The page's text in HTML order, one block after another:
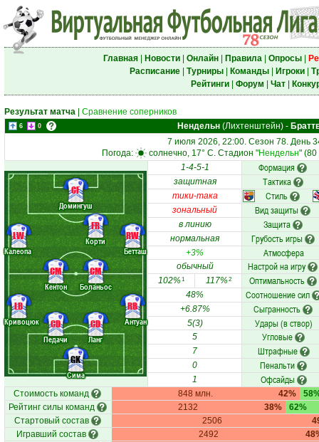
Главная| Новости| Онлайн| Правила| Опросы|
Расписание| Турниры| Команды| Игроки|
Рейтинги| Форум Чат|
Результат матча Сравнение соперников
6 0 Нендельн (Лихтенштейн) -
7 июля 2026, 22:00. Сезон 78. День
Погода:
солнечно, 17° C. Стадион "Нендельн" (80
Сима
Кривоцюк
Педачи
Ланг
Антуан
Калеопа
Корти
Кентон Боланьос
Бетташ
Домингуш
GK
LB
CD
CD
RB
LW
FR
CM CM
RW
CF
1-4-5-1 Формация
защитная Тактика
тики-така Стиль
зональный Вид защиты
в линию Защита
нормальная Грубость игры
+3% Атмосфера
обычный Настрой на игру
102%1 117%2 Оптимальность
48% Соотношение сил
+6.87% Сыгранность
5(3) Удары (в створ)
5 Угловые
7 Штрафные
0 Пенальти
1 Офсайды
Стоимость команд 848 млн. 42%
Рейтинг силы команд
2132 38%
62%
Стартовый состав
2506
Игравший состав
2492